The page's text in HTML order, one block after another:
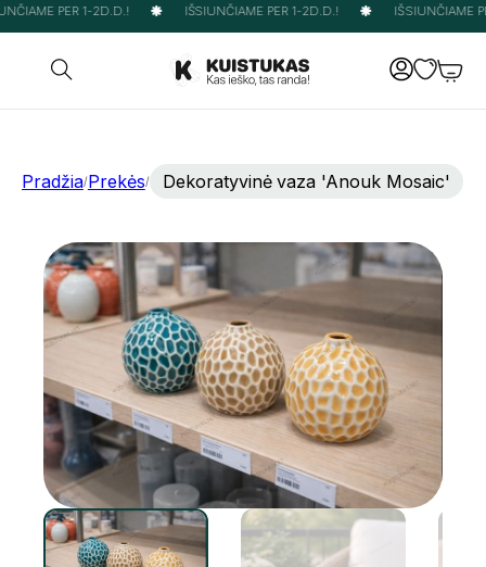
PER 1-2D.D.! IŠSIUNČIAME PER 1-2D.D.! IŠSIUNČIAME
Pradžia/Prekės/ Dekoratyvinė vaza 'Anouk Mosaic'